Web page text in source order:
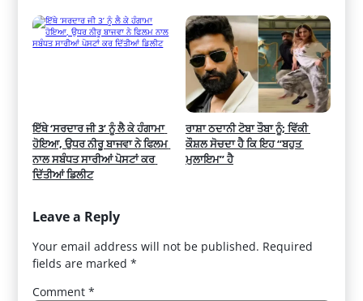
ਇੱਥੇ ‘ਸਰਦਾਰ ਜੀ 3’ ਨੂੰ ਲੈ ਕੇ ਹੰਗਾਮਾ
ਹੋਇਆ, ਉਧਰ ਨੀਰੂ ਬਾਜਵਾ ਨੇ ਫਿਲਮ
ਨਾਲ ਸਬੰਧਤ ਸਾਰੀਆਂ ਪੋਸਟਾਂ ਕਰ
ਦਿੱਤੀਆਂ ਡਿਲੀਟ
ਰਾਸ਼ਾ ਠਦਾਨੀ ਟੋਬਾ ਤੌਬਾ ਨੂੰ; ਵਿੱਕੀ
ਕੌਸ਼ਲ ਸੋਚਦਾ ਹੈ ਕਿ ਇਹ “ਬਹੁਤ
ਮੁਲਾਇਮ” ਹੈ
Leave a Reply
Your email address will not be published. Required
fields are marked*
Comment*